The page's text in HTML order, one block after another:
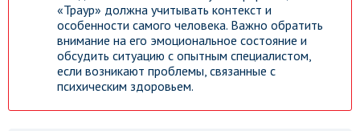
«Траур» должна учитывать контекст и
особенности самого человека. Важно обратить
внимание на его эмоциональное состояние и
обсудить ситуацию с опытным специалистом,
если возникают проблемы, связанные с
психическим здоровьем.